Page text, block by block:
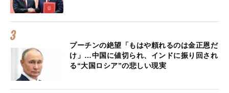
プーチンの絶望「もはや頼れるのは金正恩だ
け」…中国に値切られ、インドに振り回され
る“大国ロシア”の悲しい現実